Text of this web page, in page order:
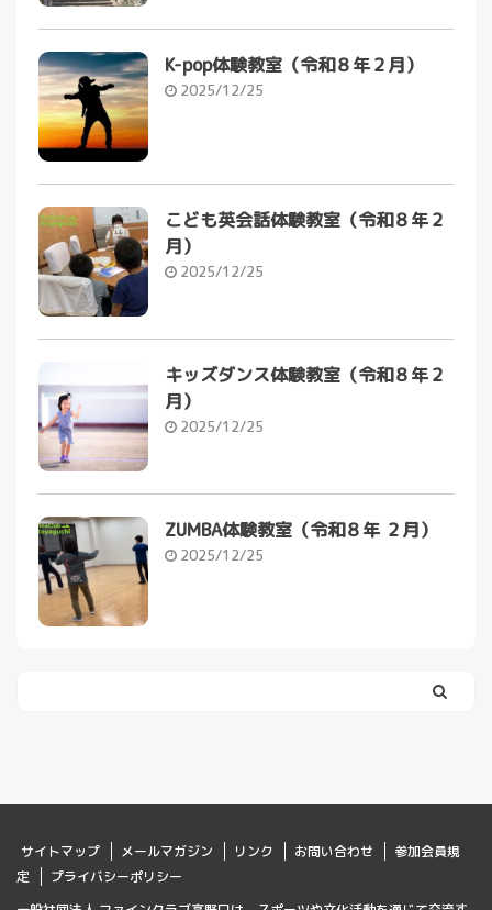
K-pop体験教室（令和８年２月）
2025/12/25
こども英会話体験教室（令和８年２
月）
2025/12/25
キッズダンス体験教室（令和８年２
月）
2025/12/25
ZUMBA体験教室（令和８年 ２月）
2025/12/25
サイトマップ メールマガジン リンク お問い合わせ
参加会員規
定
プライバシーポリシー